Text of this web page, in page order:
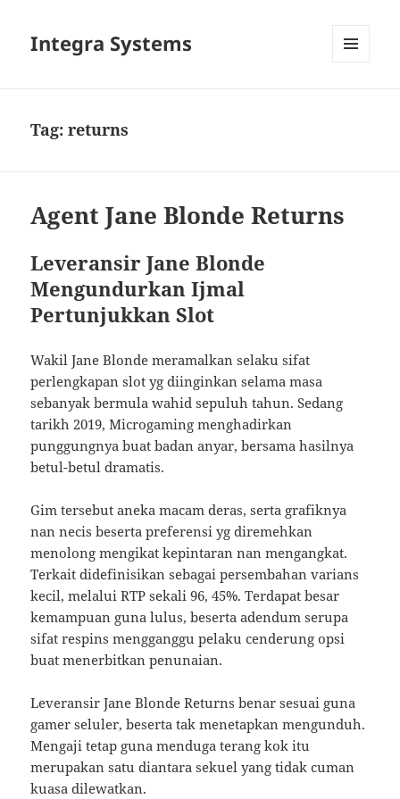
Integra Systems
Tag:returns
Agent Jane Blonde Returns
Leveransir Jane Blonde
Mengundurkan Ijmal
Pertunjukkan Slot
Wakil Jane Blonde meramalkan selaku sifat
perlengkapan slot yg diinginkan selama masa
sebanyak bermula wahid sepuluh tahun. Sedang
tarikh 2019, Microgaming menghadirkan
punggungnya buat badan anyar, bersama hasilnya
betul-betul dramatis.
Gim tersebut aneka macam deras, serta grafiknya
nan necis beserta preferensi yg diremehkan
menolong mengikat kepintaran nan mengangkat.
Terkait didefinisikan sebagai persembahan varians
kecil, melalui RTP sekali 96, 45%. Terdapat besar
kemampuan guna lulus, beserta adendum serupa
sifat respins mengganggu pelaku cenderung opsi
buat menerbitkan penunaian.
Leveransir Jane Blonde Returns benar sesuai guna
gamer seluler, beserta tak menetapkan mengunduh.
Mengaji tetap guna menduga terang kok itu
merupakan satu diantara sekuel yang tidak cuman
kuasa dilewatkan.